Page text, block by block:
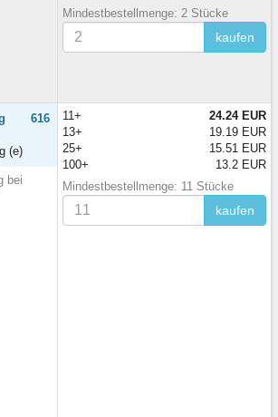
Mindestbestellmenge: 2 Stücke
kaufen
616
(e)
bei
11+
24.24 EUR
13+
19.19 EUR
25+
15.51 EUR
100+
13.2 EUR
Mindestbestellmenge: 11 Stücke
kaufen